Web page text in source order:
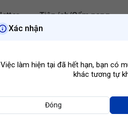
Tiện ích/Cẩm nang
Tổng Hợp
Xác nhận
Việc làm hiện tại đã hết hạn, bạn có
khác tương tự
Đóng